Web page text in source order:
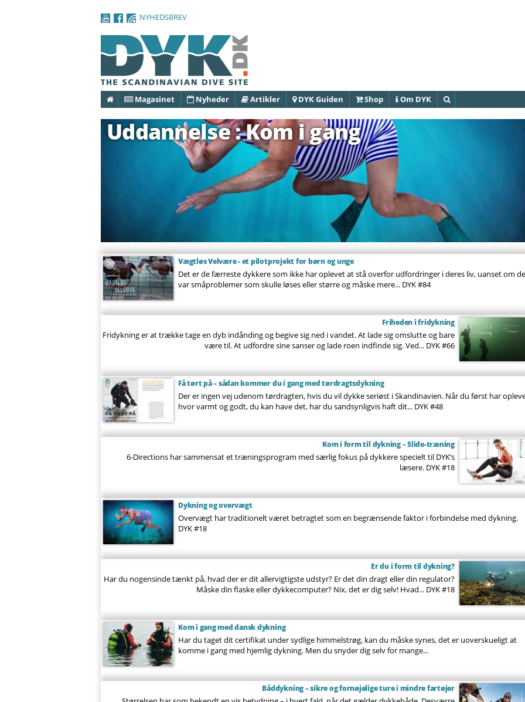
NYHEDSBREV
ForsideMagasinet Nyheder Artikler DYK Guiden Shop Om DYK
Uddannelse : Kom i gang
Vægtløs Velvære - et pilotprojekt for børn og unge
Det er de færreste dykkere som ikke har oplevet at stå overfor udfordringer i deres liv, uanset om
var småproblemer som skulle løses eller større og måske mere... DYK #84
Friheden i fridykning
Fridykning er at trække tage en dyb indånding og begive sig ned i vandet. At lade sig omslutte og bare
være til. At udfordre sine sanser og lade roen indfinde sig. Ved... DYK #66
Få tørt på – sådan kommer du i gang med tørdragtsdykning
Der er ingen vej udenom tørdragten, hvis du vil dykke seriøst i Skandinavien. Når du først har
hvor varmt og godt, du kan have det, har du sandsynligvis haft dit... DYK #48
Kom i form til dykning – Slide-træning
6-Directions har sammensat et træningsprogram med særlig fokus på dykkere specielt til DYK’s
læsere. DYK #18
Dykning og overvægt
Overvægt har traditionelt været betragtet som en begrænsende faktor i forbindelse med dykning.
DYK #18
Er du i form til dykning?
Har du nogensinde tænkt på, hvad der er dit allervigtigste udstyr? Er det din dragt eller din regulator?
Måske din flaske eller dykkecomputer? Nix, det er dig selv! Hvad... DYK #18
Kom i gang med dansk dykning
Har du taget dit certifikat under sydlige himmelstrøg, kan du måske synes, det er uoverskueligt at
komme i gang med hjemlig dykning. Men du snyder dig selv for mange...
Båddykning – sikre og fornøjelige ture i mindre fartøjer